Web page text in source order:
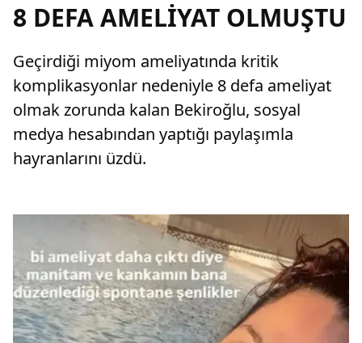
8 DEFA AMELİYAT OLMUŞTU
Geçirdiği miyom ameliyatında kritik
komplikasyonlar nedeniyle 8 defa ameliyat
olmak zorunda kalan Bekiroğlu, sosyal
medya hesabından yaptığı paylaşımla
hayranlarını üzdü.